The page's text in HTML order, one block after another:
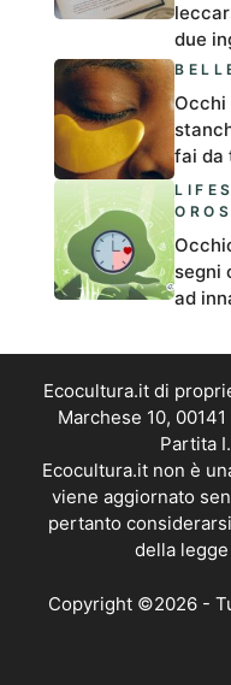
due
Occhi
fai da
segni
ad
Ecocultura.it di
Marchese 10,
Partita
Ecocultura.it non è
viene aggiornato
pertanto
della
Copyright ©2026 -